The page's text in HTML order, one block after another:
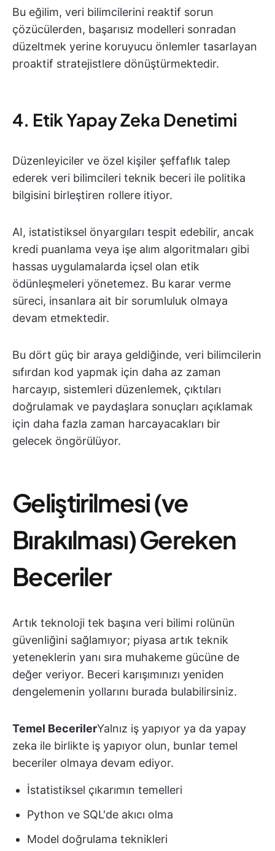
Bu eğilim, veri bilimcilerini reaktif sorun
çözücülerden, başarısız modelleri sonradan
düzeltmek yerine koruyucu önlemler tasarlayan
proaktif stratejistlere dönüştürmektedir.
4. Etik Yapay Zeka Denetimi
Düzenleyiciler ve özel kişiler şeffaflık talep
ederek veri bilimcileri teknik beceri ile politika
bilgisini birleştiren rollere itiyor.
AI, istatistiksel önyargıları tespit edebilir, ancak
kredi puanlama veya işe alım algoritmaları gibi
hassas uygulamalarda içsel olan etik
ödünleşmeleri yönetemez. Bu karar verme
süreci, insanlara ait bir sorumluluk olmaya
devam etmektedir.
Bu dört güç bir araya geldiğinde, veri bilimcilerin
sıfırdan kod yapmak için daha az zaman
harcayıp, sistemleri düzenlemek, çıktıları
doğrulamak ve paydaşlara sonuçları açıklamak
için daha fazla zaman harcayacakları bir
gelecek öngörülüyor.
Geliştirilmesi (ve
Bırakılması) Gereken
Beceriler
Artık teknoloji tek başına veri bilimi rolünün
güvenliğini sağlamıyor; piyasa artık teknik
yeteneklerin yanı sıra muhakeme gücüne de
değer veriyor. Beceri karışımınızı yeniden
dengelemenin yollarını burada bulabilirsiniz.
Temel BecerilerYalnız iş yapıyor ya da yapay
zeka ile birlikte iş yapıyor olun, bunlar temel
beceriler olmaya devam ediyor.
İstatistiksel çıkarımın temelleri
Python ve SQL'de akıcı olma
Model doğrulama teknikleri